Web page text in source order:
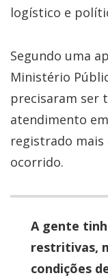
logístico e
Segundo uma
Ministério
precisaram ser
atendimento
registrado mais
ocorrido.
A gente
restritivas,
condições